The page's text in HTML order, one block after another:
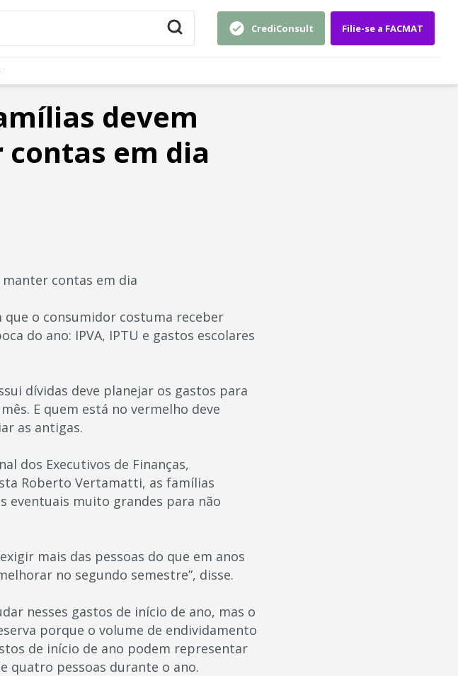
CrediConsult Filie-se a FACMAT
devem
em dia
contas em dia
que o consumidor costuma receber
do ano: IPVA, IPTU e gastos escolares
dívidas deve planejar os gastos para
E quem está no vermelho deve
as antigas.
dos Executivos de Finanças,
Roberto Vertamatti, as famílias
eventuais muito grandes para não
mais das pessoas do que em anos
no segundo semestre”, disse.
nesses gastos de início de ano, mas o
porque o volume de endividamento
de início de ano podem representar
quatro pessoas durante o ano.